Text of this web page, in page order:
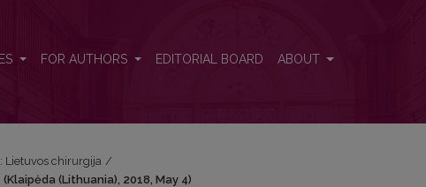
FOR AUTHORS EDITORIAL BOARD ABOUT
Lietuvos chirurgija /
(Lithuania), 2018, May 4)